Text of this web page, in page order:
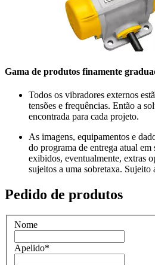
Gama de produtos finamente
Todos os vibradores externos
tensões e frequências. Então a
encontrada para cada projeto.
As imagens, equipamentos e
do programa de entrega atual em
exibidos, eventualmente, extras
sujeitos a uma sobretaxa. Sujeito
Pedido de produtos
Nome
Apelido*